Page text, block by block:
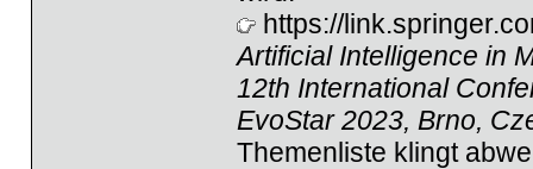
https://
Artificial Intelligence in
12th International
EvoStar 2023, Brno,
Themenliste klingt